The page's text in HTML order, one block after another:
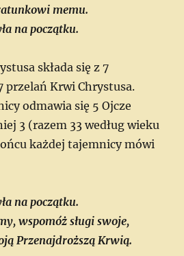
memu.
na początku.
składa się z 7
przelań Krwi Chrystusa.
odmawia się 5 Ojcze
3 (razem 33 według wieku
każdej tajemnicy mówi
na początku.
wspomóż sługi swoje,
Przenajdroższą Krwią.